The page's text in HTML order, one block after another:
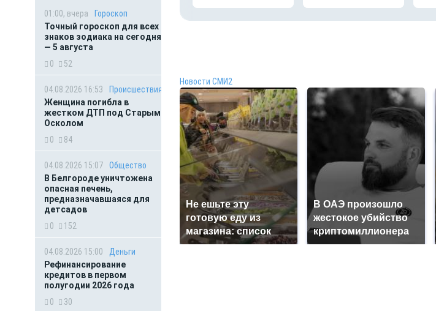
01:00, вчера
Гороскоп
Точный гороскоп для всех
знаков зодиака на сегодня
— 5 августа
0
52
04.08.2026 16:53
Происшествия
Женщина погибла в
жестком ДТП под Старым
Осколом
0
84
04.08.2026 15:07
Общество
В Белгороде уничтожена
опасная печень,
предназначавшаяся для
детсадов
0
152
04.08.2026 15:00
Деньги
Рефинансирование
кредитов в первом
полугодии 2026 года
0
30
Новости СМИ2
Не ешьте эту
готовую еду из
магазина: список
В ОАЭ произошло
жестокое убийство
криптомиллионера